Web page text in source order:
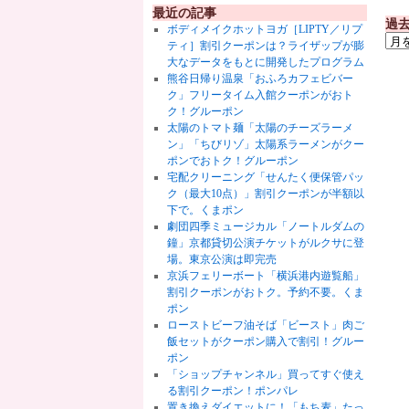
最近の記事
ボディメイクホットヨガ［LIPTY／リプ
ティ］割引クーポンは？ライザップが膨
大なデータをもとに開発したプログラム
熊谷日帰り温泉「おふろカフェビバー
ク」フリータイム入館クーポンがおト
ク！グルーポン
太陽のトマト麺「太陽のチーズラーメ
ン」「ちびリゾ」太陽系ラーメンがクー
ポンでおトク！グルーポン
宅配クリーニング「せんたく便保管パッ
ク（最大10点）」割引クーポンが半額以
下で。くまポン
劇団四季ミュージカル「ノートルダムの
鐘」京都貸切公演チケットがルクサに登
場。東京公演は即完売
京浜フェリーボート「横浜港内遊覧船」
割引クーポンがおトク。予約不要。くま
ポン
ローストビーフ油そば「ビースト」肉ご
飯セットがクーポン購入で割引！グルー
ポン
「ショップチャンネル」買ってすぐ使え
る割引クーポン！ポンパレ
過